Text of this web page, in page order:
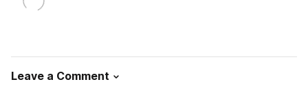
Leave a Comment